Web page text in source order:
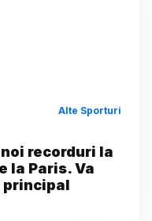
Alte Sporturi
recorduri la
la Paris. Va
principal